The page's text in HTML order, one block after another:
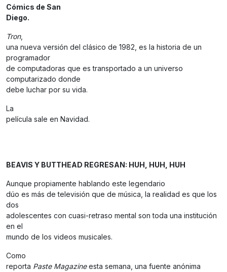
Cómics de San
Diego.
Tron,
una nueva versión del clásico de 1982, es la historia de un
programador
de computadoras que es transportado a un universo
computarizado donde
debe luchar por su vida.
La
película sale en Navidad.
BEAVIS Y BUTTHEAD REGRESAN: HUH, HUH, HUH
Aunque propiamente hablando este legendario
dúo es más de televisión que de música, la realidad es que los
dos
adolescentes con cuasi-retraso mental son toda una institución
en el
mundo de los videos musicales.
Como
reporta Paste Magazineesta semana, una fuente anónima